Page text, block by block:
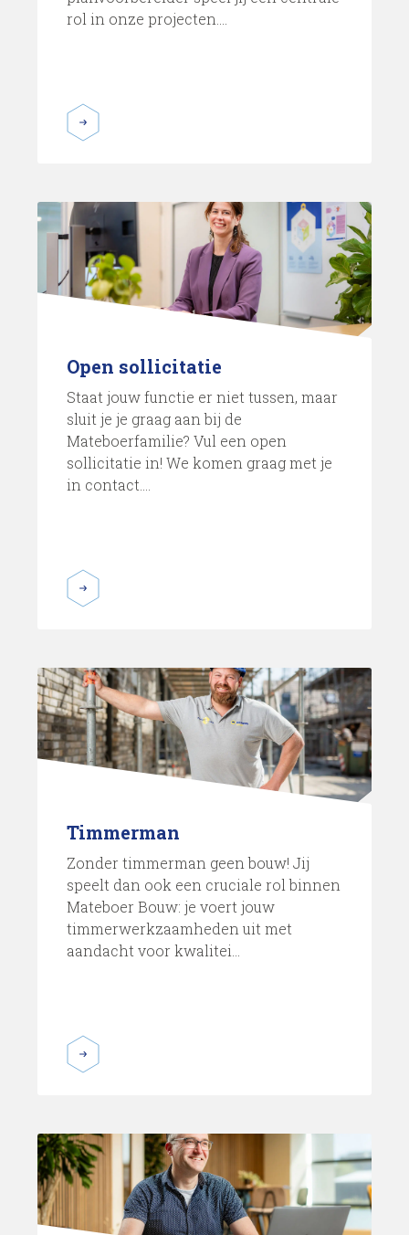
rol in onze projecten....
Open sollicitatie
Staat jouw functie er niet tussen, maar
sluit je je graag aan bij de
Mateboerfamilie? Vul een open
sollicitatie in! We komen graag met je
in contact....
Timmerman
Zonder timmerman geen bouw! Jij
speelt dan ook een cruciale rol binnen
Mateboer Bouw: je voert jouw
timmerwerkzaamheden uit met
aandacht voor kwalitei...